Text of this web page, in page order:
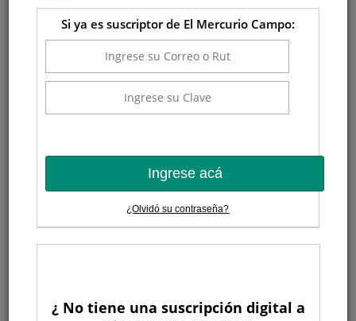
Si ya es suscriptor de El Mercurio Campo:
Ingrese acá
¿Olvidó su contraseña?
¿ No tiene una suscripción digital a